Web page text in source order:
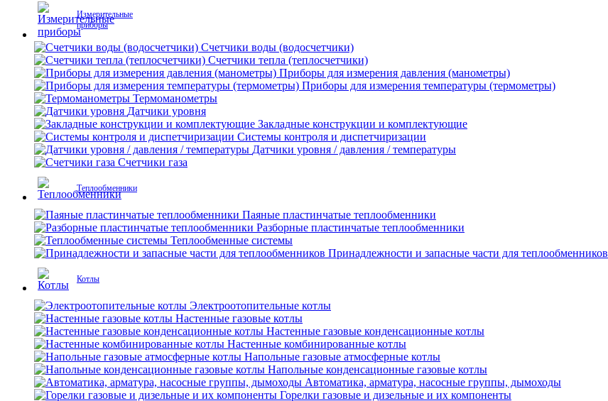
Измерительные
приборы
Счетчики воды (водосчетчики)
Счетчики тепла (теплосчетчики)
Приборы для измерения давления (манометры)
Приборы для измерения температуры (термометры)
Термоманометры
Датчики уровня
Закладные конструкции и комплектующие
Системы контроля и диспетчиризации
Датчики уровня / давления / температуры
Счетчики газа
Теплообменники
Паяные пластинчатые теплообменники
Разборные пластинчатые теплообменники
Теплообменные системы
Принадлежности и запасные части для теплообменников
Котлы
Электроотопительные котлы
Настенные газовые котлы
Настенные газовые конденсационные котлы
Настенные комбинированные котлы
Напольные газовые атмосферные котлы
Напольные конденсационные газовые котлы
Автоматика, арматура, насосные группы, дымоходы
Горелки газовые и дизельные и их компоненты